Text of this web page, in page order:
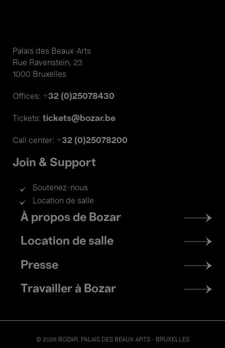
Palais des Beaux-Arts
Rue Ravenstein, 23
1000 Bruxelles
Offices: +32 (0)25078430
Tickets: tickets@bozar.be
Call center: +32 (0)25078200
Join & Support
Soutenez-nous
Location de salle
Footer
menu
À propos de Bozar
Location de salle
Presse
Travailler à Bozar
© 2026 BOZAR. PALAIS DES BEAUX-ARTS - BRUXELLES